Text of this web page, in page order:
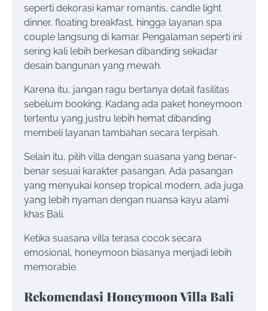
seperti dekorasi kamar romantis, candle light
dinner, floating breakfast, hingga layanan spa
couple langsung di kamar. Pengalaman seperti ini
sering kali lebih berkesan dibanding sekadar
desain bangunan yang mewah.
Karena itu, jangan ragu bertanya detail fasilitas
sebelum booking. Kadang ada paket honeymoon
tertentu yang justru lebih hemat dibanding
membeli layanan tambahan secara terpisah.
Selain itu, pilih villa dengan suasana yang benar-
benar sesuai karakter pasangan. Ada pasangan
yang menyukai konsep tropical modern, ada juga
yang lebih nyaman dengan nuansa kayu alami
khas Bali.
Ketika suasana villa terasa cocok secara
emosional, honeymoon biasanya menjadi lebih
memorable.
Rekomendasi Honeymoon Villa Bali